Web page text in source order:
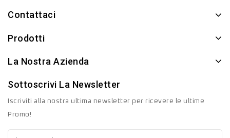
Contattaci
Prodotti
La Nostra Azienda
Sottoscrivi La Newsletter
Iscriviti alla nostra ultima newsletter per ricevere le ultime
Promo!